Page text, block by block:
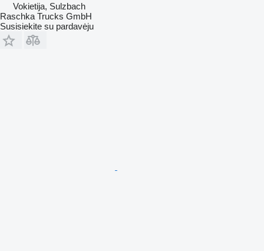
Vokietija, Sulzbach
Raschka Trucks GmbH
Susisiekite su pardavėju